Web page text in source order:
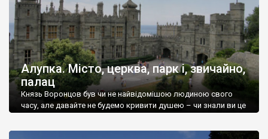
Алупка. Місто, церква, парк і, звичайно,
палац
Князь Воронцов був чи не найвідомішою людиною свого
часу, але давайте не будемо кривити душею – чи знали ви це